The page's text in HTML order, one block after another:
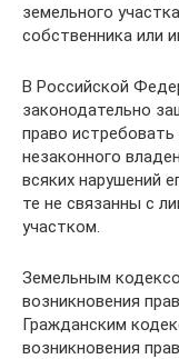
земельного
собственника или
В Российской
законодательно
право
незаконного
всяких нарушений
те не связанны с
участком.
Земельным
возникновения
Гражданским
возникновения